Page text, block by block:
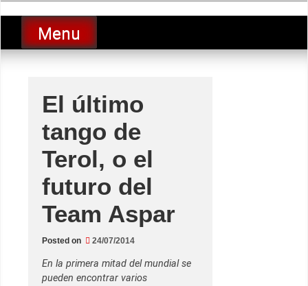
to
contentLucio Lopez GP
luciolopezgp
Menu
El último
tango de
Terol, o el
futuro del
Team Aspar
Posted on 24/07/2014
En la primera mitad del mundial se
pueden encontrar varios